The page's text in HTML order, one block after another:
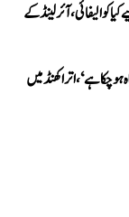
کپ 2027‘ کے لیے کیا کوالیفائی، آئرلینڈ کے
ہو چکا ہے‘، اتراکھنڈ میں